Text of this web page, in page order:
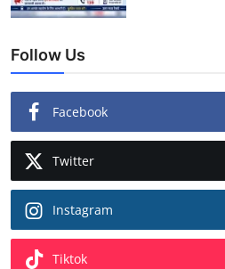
Follow Us
Facebook
Twitter
Instagram
Tiktok